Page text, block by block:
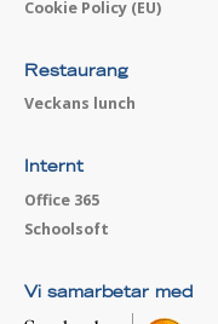
Cookie Policy (EU)
Restaurang
Veckans lunch
Internt
Office 365
Schoolsoft
Vi samarbetar med